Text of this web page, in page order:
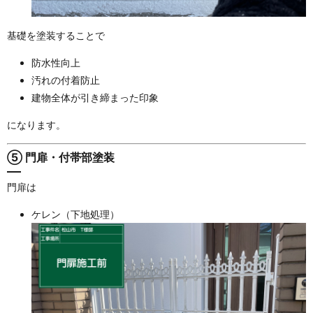
基礎を塗装することで
防水性向上
汚れの付着防止
建物全体が引き締まった印象
になります。
⑤ 門扉・付帯部塗装
門扉は
ケレン（下地処理）